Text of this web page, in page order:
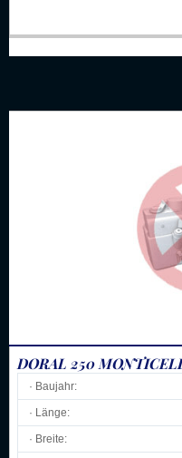
DORAL 250
· Baujahr:
· Länge:
· Breite: